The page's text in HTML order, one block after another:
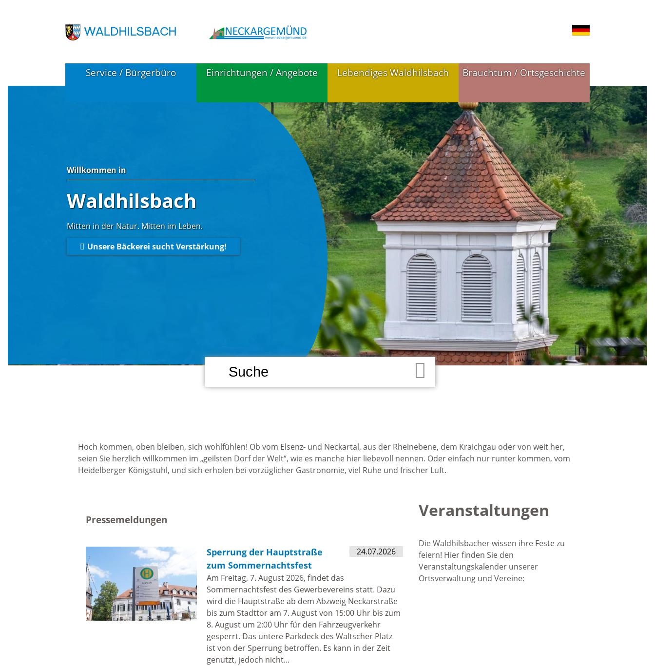
Service / Bürgerbüro
Örtliche Verwaltungsstelle
Service A-Z Notruftafel
Mängelmelder
Leistungen
Ortschaftsrat Waldhilsbach
Ortschaftsratssitzung
Sitzungsprotokolle
Wahlen / Abstimmungen
Einrichtungen / Angebote
Mobilität
Tourist-Info
Lebendiges Waldhilsbach
Aktuelle Impressionen
Nahversorgung
Gastronomie
Im Freien
Radfahren / Wandern
Sportgelände
Minigolf in
Waldhilsbach
Veranstaltungen
Gewerbetreibende
Selbsteintrag
Wohnen in
Waldhilsbach
Brauchtum / Ortsgeschichte
Ortsgeschichte
Historie in Bildern
Historie in Zahlen
Ortswappen
Romeno
Traditionelles
Kerwe
700. Jahre - Feier und
Umzug
Willkommen in
Waldhilsbach
Mitten in der Natur. Mitten im Leben.
Unsere Bäckerei sucht Verstärkung!
Hoch kommen, oben bleiben, sich wohlfühlen! Ob vom Elsenz- und Neckartal, aus der Rheinebene, dem Kraichgau oder von weit her,
seien Sie herzlich willkommen im „geilsten Dorf der Welt“, wie es manche hier liebevoll nennen. Oder einfach nur runter kommen, vom
Heidelberger Königstuhl, und sich erholen bei vorzüglicher Gastronomie, viel Ruhe und frischer Luft.
Pressemeldungen
24.07.2026
Sperrung der Hauptstraße
zum Sommernachtsfest
Am Freitag, 7. August 2026, findet das
Sommernachtsfest des Gewerbevereins statt. Dazu
wird die Hauptstraße ab dem Abzweig Neckarstraße
bis zum Stadttor am 7. August von 15:00 Uhr bis zum
8. August um 2:00 Uhr für den Fahrzeugverkehr
gesperrt. Das untere Parkdeck des Waltscher Platz
ist von der Sperrung betroffen. Es kann in der Zeit
genutzt, jedoch nicht...
Veranstaltungen
Die Waldhilsbacher wissen ihre Feste zu
feiern! Hier finden Sie den
Veranstaltungskalender unserer
Ortsverwaltung und Vereine: